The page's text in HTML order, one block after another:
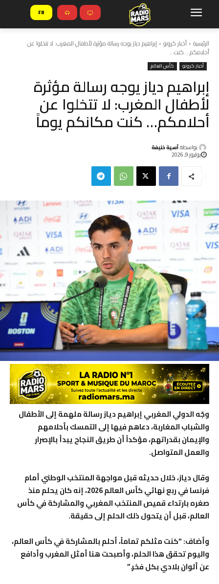
FR
الرئيسية أخبار كرونو إبراهيم دياز يوجه رسالة مؤثرة لأطفال المغرب: لا تتخلوا عن
أحلامكم… كنت...
أخبار كرونو كأس العالم
إبراهيم دياز يوجه رسالة مؤثرة
لأطفال المغرب: لا تتخلوا عن
أحلامكم… كنت مكانكم يوماً
بواسطةآسية خنيفة
يوليوز 9, 2026
وجّه الدولي المغربي إبراهيم دياز رسالة ملهمة إلى الأطفال
والشباب المغاربة، دعاهم فيها إلى التمسك بأحلامهم
والإيمان بقدراتهم، مؤكداً أن طريق النجاح يبدأ بالإصرار
والعمل المتواصل.
وقال دياز، خلال حديثه قبل مواجهة المنتخب الوطني أمام
فرنسا في ربع نهائي كأس العالم 2026، إنه كان يحلم منذ
صغره بارتداء قميص المنتخب المغربي والمشاركة في كأس
العالم، قبل أن يتحول ذلك الحلم إلى حقيقة.
وأضاف: “كنت مثلكم تماماً، أحلم بالمشاركة في كأس العالم،
واليوم تحقق هذا الحلم، وأصبحت هنا أمثل المغرب وأدافع
عن ألوان بلادي بكل فخر.”